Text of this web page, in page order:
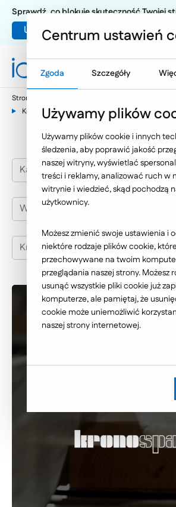
Umów warsztat UX
Sprawdź, co blokuje skuteczność Twojej
Strona główna
Kronospan
Kategoria realizacji
Wyposażenie wnętrz
Kronospan
Centrum ustawień
Zgoda Szczegóły
Używamy plików
Używamy plików cookie i innych
śledzenia, aby poprawić jakość
naszej witryny, wyświetlać
treści i reklamy, analizować ruch w
witrynie i wiedzieć, skąd pochodzą
użytkownicy.
Możesz zmienić swoje ustawienia i
niektóre rodzaje plików cookie,
przechowywane na twoim
przeglądania naszej strony. Możesz
usunąć wszystkie pliki cookie już
komputerze, ale pamiętaj, że
cookie może uniemożliwić
naszej strony internetowej.